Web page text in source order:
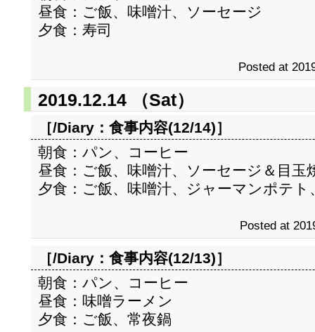
昼食：ご飯、味噌汁、ソーセージ
夕食：寿司
Posted at
2019.12.14 （Sat）
［/Diary： 食事内容(12/14)］
朝食：パン、コーヒー
昼食：ご飯、味噌汁、ソーセージ＆目玉
夕食：ご飯、味噌汁、ジャーマンポテト
Posted at
［/Diary： 食事内容(12/13)］
朝食：パン、コーヒー
昼食：味噌ラーメン
夕食：ご飯、常夜鍋